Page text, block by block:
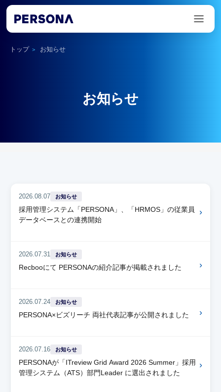
トップ > お知らせ
お知らせ
2026.08.07 お知らせ
採用管理システム「PERSONA」、「HRMOS」の従業員
データベースとの連携開始
›
2026.07.31 お知らせ
Recbooにて PERSONAの紹介記事が掲載されました ›
2026.07.24 お知らせ
PERSONA×ビズリーチ 両社代表記事が公開されました ›
2026.07.16 お知らせ
PERSONAが「ITreview Grid Award 2026 Summer」採用
管理システム（ATS）部門Leader に選出されました
›